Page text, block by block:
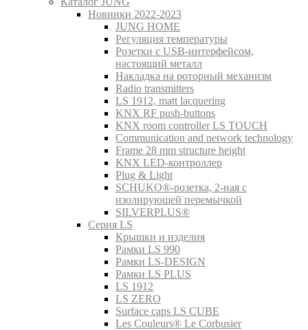
Новинки 2022-2023
JUNG HOME
Регуляция температуры
Розетки с USB-интерфейсом,
настоящий металл
Накладка на роторный механизм
Radio transmitters
LS 1912, matt lacquering
KNX RF push-buttons
KNX room controller LS TOUCH
Communication and network technology
Frame 28 mm structure height
KNX LED-контроллер
Plug & Light
SCHUKO®-розетка, 2-ная с
изолирующей перемычкой
SILVERPLUS®
Серия LS
Крышки и изделия
Рамки LS 990
Рамки LS-DESIGN
Рамки LS PLUS
LS 1912
LS ZERO
Surface caps LS CUBE
Les Couleurs® Le Corbusier